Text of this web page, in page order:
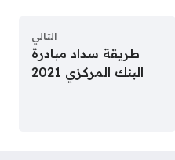
التالي
طريقة سداد مبادرة
البنك المركزي 2021